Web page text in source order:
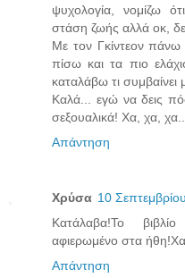
ψυχολογία, νομίζω
στάση ζωής αλλά οκ, δεν
Με τον Γκίντεον
πίσω και τα πιο
καταλάβω τι συμβαίνει
Καλά... εγώ να δεις
σεξουαλικά! Χα, χα, χα...
Απάντηση
Χρύσα 10
Κατάλαβα!Το
αφιερωμένο στα
Απάντηση